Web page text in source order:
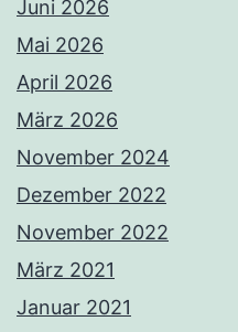
Juni 2026
Mai 2026
April 2026
März 2026
November 2024
Dezember 2022
November 2022
März 2021
Januar 2021